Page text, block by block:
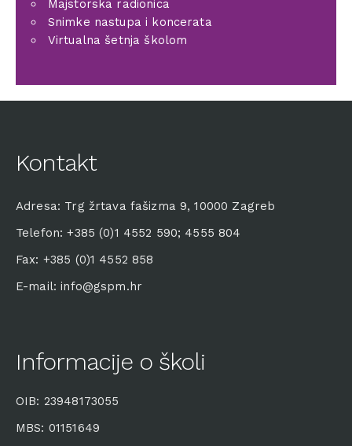
Majstorska radionica
Snimke nastupa i koncerata
Virtualna šetnja školom
Kontakt
Adresa: Trg žrtava fašizma 9, 10000 Zagreb
Telefon: +385 (0)1 4552 590; 4555 804
Fax: +385 (0)1 4552 858
E-mail: info@gspm.hr
Informacije o školi
OIB: 23948173055
MBS: 01151649